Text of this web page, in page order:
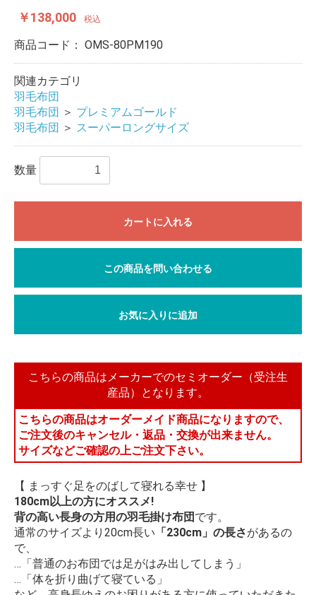
￥138,000 税込
商品コード： OMS-80PM190
関連カテゴリ
羽毛布団
羽毛布団 ＞ プレミアムゴールド
羽毛布団 ＞ スーパーロングサイズ
数量
カートに入れる
この商品を問い合わせる
お気に入りに追加
こちらの商品はメーカーでのセミオーダー（受注生
産品）となります。
こちらの商品はオーダーメイド商品になりますので、
ご注文後のキャンセル・返品・交換が出来ません。
サイズなどご確認の上ご注文下さい。
【 まっすぐ足をのばして寝れる幸せ 】
180cm以上の方にオススメ!
背の高い長身の方用の羽毛掛け布団 です。
通常のサイズより20cm長い 「230cm」の長さがあるの
で、
…「普通のお布団では足がはみ出してしまう」
…「体を折り曲げて寝ている」